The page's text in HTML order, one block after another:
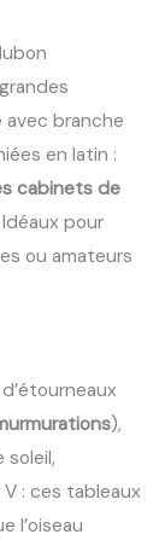
avec branche
en latin :
cabinets de
pour
ou amateurs
),
soleil,
: ces tableaux
l’oiseau